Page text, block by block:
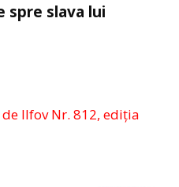
spre slava lui
Ilfov Nr. 812, ediția